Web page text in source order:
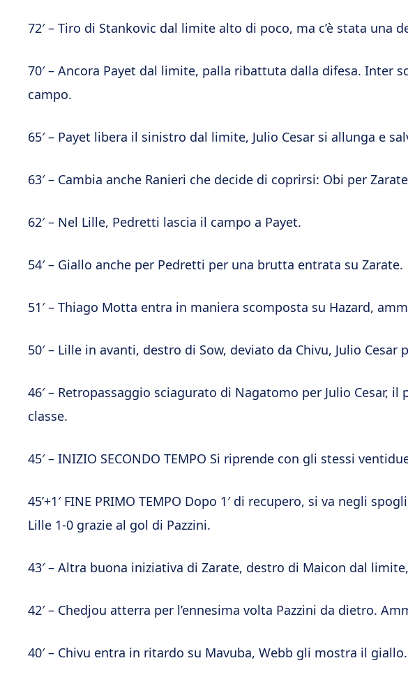
72′ – Tiro di Stankovic dal limite alto di poco, ma c’è stata una
70′ – Ancora Payet dal limite, palla ribattuta dalla difesa. Inter
campo.
65′ – Payet libera il sinistro dal limite, Julio Cesar si allunga e
63′ – Cambia anche Ranieri che decide di coprirsi: Obi per
62′ – Nel Lille, Pedretti lascia il campo a Payet.
54′ – Giallo anche per Pedretti per una brutta entrata su Zarate.
51′ – Thiago Motta entra in maniera scomposta su Hazard,
50′ – Lille in avanti, destro di Sow, deviato da Chivu, Julio Cesar
46′ – Retropassaggio sciagurato di Nagatomo per Julio Cesar,
classe.
45′ – INIZIO SECONDO TEMPO Si riprende con gli stessi
45’+1′ FINE PRIMO TEMPO Dopo 1′ di recupero, si va negli
Lille 1-0 grazie al gol di Pazzini.
43′ – Altra buona iniziativa di Zarate, destro di Maicon dal
42′ – Chedjou atterra per l’ennesima volta Pazzini da dietro.
40′ – Chivu entra in ritardo su Mavuba, Webb gli mostra il giallo.